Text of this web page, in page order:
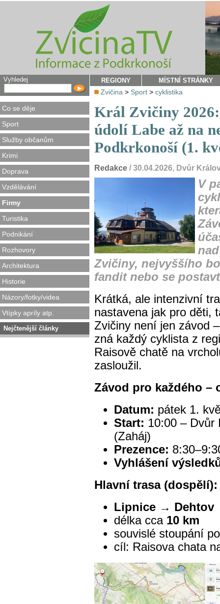
Vyhledej
Co se děje
Sport
Služby občanům
Krimi
Doprava
Vzdělávání
Firmy
Turistika
Podnikání
Rozhovory
Architektura
Historie
Názory/fotky/videa
Vtípky apríly atp.
Nejčtenější články
REGIONY MÍSTNÍ STRÁNKY
Zvičina > Sport > cyklistika
Král Zvičiny
údolí Labe až na
Podkrkonoší (1.
Redakce / 30.04.2026, Dvůr
V
Zvičiny, nejvyššího
fandit nebo se
Krátká, ale intenzivní
nastavena jak pro děti,
Zvičiny není jen závod
zná každý cyklista z
Raisově chatě na
zasloužil.
Závod pro každého –
Datum: pátek 1.
Start: 10:00 – Dvůr
(Zaháj)
Prezence:
Vyhlášení
Hlavní trasa (dospělí):
Lipnice →
délka cca 10 km
souvislé stoupání
cíl: Raisova chata